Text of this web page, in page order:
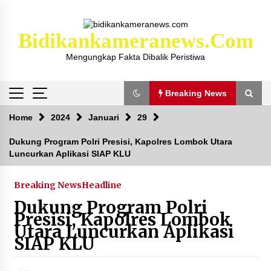
Bidikankameranews.com
Mengungkap Fakta Dibalik Peristiwa
Breaking News
Breaking News
Kejaksaan KSB Mulai Lidik Mafia Tanah Desa
Sekongkang Bawah
2 tahun ago
Laporan Dugaan Pencabulan di Desa Sepayung
Kec. Plampang, Polres Sumbawa Pastikan
Proses Penyelidikan Berjalan Maksimal
4 minggu ago
Home 2024 Januari 29
Dukung Program Polri Presisi, Kapolres Lombok Utara
Luncurkan Aplikasi SIAP KLU
Breaking NewsHeadline
Dukung Program Polri
Presisi, Kapolres Lombok
Utara Luncurkan Aplikasi
SIAP KLU